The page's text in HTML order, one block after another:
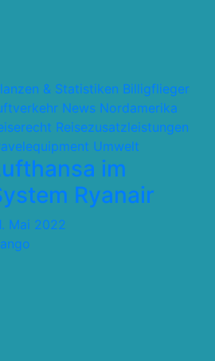
& Statistiken Billigflieger
News Nordamerika
Reisezusatzleistungen
Umwelt
im
Ryanair
Mai 2022